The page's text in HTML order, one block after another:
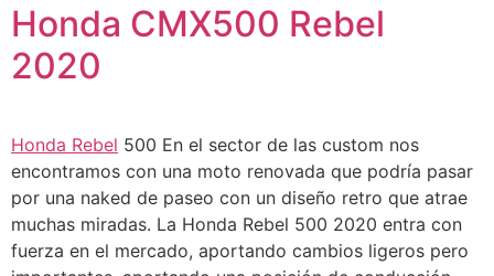
Honda CMX500 Rebel
2020
Honda Rebel 500 En el sector de las custom nos
encontramos con una moto renovada que podría pasar
por una naked de paseo con un diseño retro que atrae
muchas miradas. La Honda Rebel 500 2020 entra con
fuerza en el mercado, aportando cambios ligeros pero